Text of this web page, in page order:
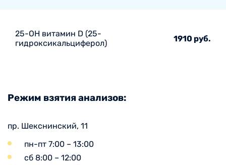
25-ОН витамин D (25-
гидроксикальциферол)
1910 руб.
Режим взятия анализов:
пр. Шекснинский, 11
пн-пт 7:00 – 13:00
сб 8:00 – 12:00